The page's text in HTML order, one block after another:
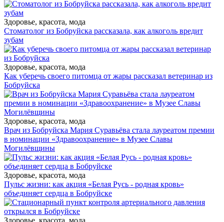
Здоровье, красота, мода
Стоматолог из Бобруйска рассказала, как алкоголь вредит
зубам
Здоровье, красота, мода
Как уберечь своего питомца от жары рассказал ветеринар из
Бобруйска
Здоровье, красота, мода
Врач из Бобруйска Мария Суравьёва стала лауреатом премии
в номинации «Здравоохранение» в Музее Славы
Могилёвщины
Здоровье, красота, мода
Пульс жизни: как акция «Белая Русь - родная кровь»
объединяет сердца в Бобруйске